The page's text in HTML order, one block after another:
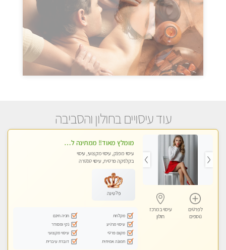
עוד עיסויים בחולון והסביבה
לפרטים
נוספים
עיסוי במרכז
חולון
מומלץ מאוד!! ממתינה לך שתגיע מעסה פרטית בוא ותבין מזה עיסוי מפנק … ❤️
עיסוי מפנק, עיסוי מקצועי, עיסוי
בקלניקה פרטית, עיסוי טנטרה
פלטינה
מקלחת
חניה חינם
עיסוי מרגיע
נקי ומסודר
מקום פרטי
עיסוי מקצועי
תמונה אמיתית
דוברת עיברית